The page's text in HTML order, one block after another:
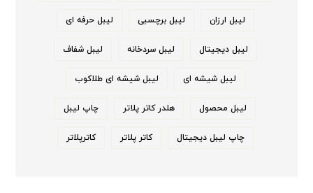
لیبل ارزان لیبل برچسبی لیبل حرفه ای
لیبل دیجیتال لیبل سردخانه لیبل شفاف
لیبل شیشه ای لیبل شیشه ای طلاکوب
لیبل محصول هلدر کاتر پلاتر چاپ لیبل
چاپ لیبل دیجیتال کاتر پلاتر کاترپلاتر